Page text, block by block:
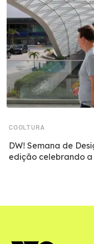
COOLTURA
DW! Semana de
edição celebrando